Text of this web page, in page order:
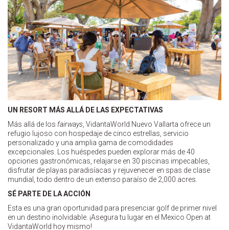
UN RESORT MÁS ALLÁ DE LAS EXPECTATIVAS
Más allá de los fairways , VidantaWorld Nuevo Vallarta ofrece un
refugio lujoso con hospedaje de cinco estrellas, servicio
personalizado y una amplia gama de comodidades
excepcionales. Los huéspedes pueden explorar más de 40
opciones gastronómicas, relajarse en 30 piscinas impecables,
disfrutar de playas paradisíacas y rejuvenecer en spas de clase
mundial, todo dentro de un extenso paraíso de 2,000 acres.
SÉ PARTE DE LA ACCIÓN
Esta es una gran oportunidad para presenciar golf de primer nivel
en un destino inolvidable. ¡Asegura tu lugar en el Mexico Open at
VidantaWorld hoy mismo!